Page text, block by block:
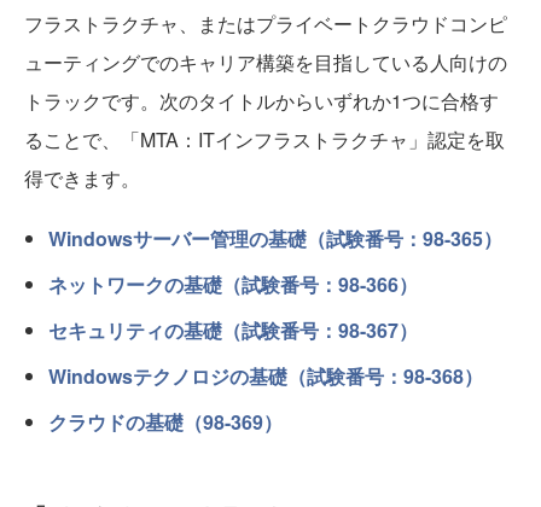
フラストラクチャ、またはプライベートクラウドコンピ
ューティングでのキャリア構築を目指している人向けの
トラックです。次のタイトルからいずれか1つに合格す
ることで、「MTA：ITインフラストラクチャ」認定を取
得できます。
Windowsサーバー管理の基礎（試験番号：98-365）
ネットワークの基礎（試験番号：98-366）
セキュリティの基礎（試験番号：98-367）
Windowsテクノロジの基礎（試験番号：98-368）
クラウドの基礎（98-369）